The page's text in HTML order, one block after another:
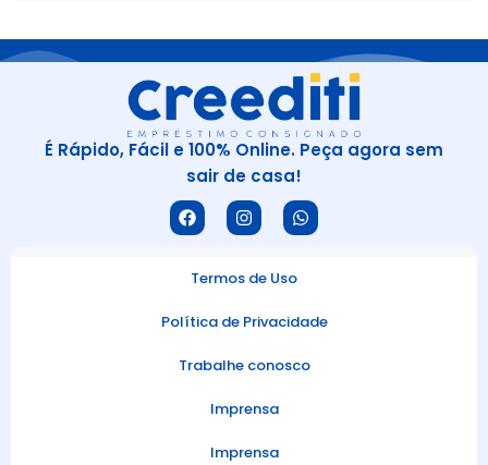
É Rápido, Fácil e 100% Online. Peça agora sem
sair de casa!
Termos de Uso
Política de Privacidade
Trabalhe conosco
Imprensa
Imprensa